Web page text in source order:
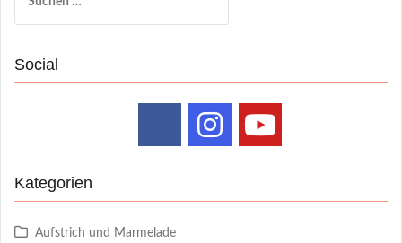
nach:
Social
Kategorien
Aufstrich und Marmelade